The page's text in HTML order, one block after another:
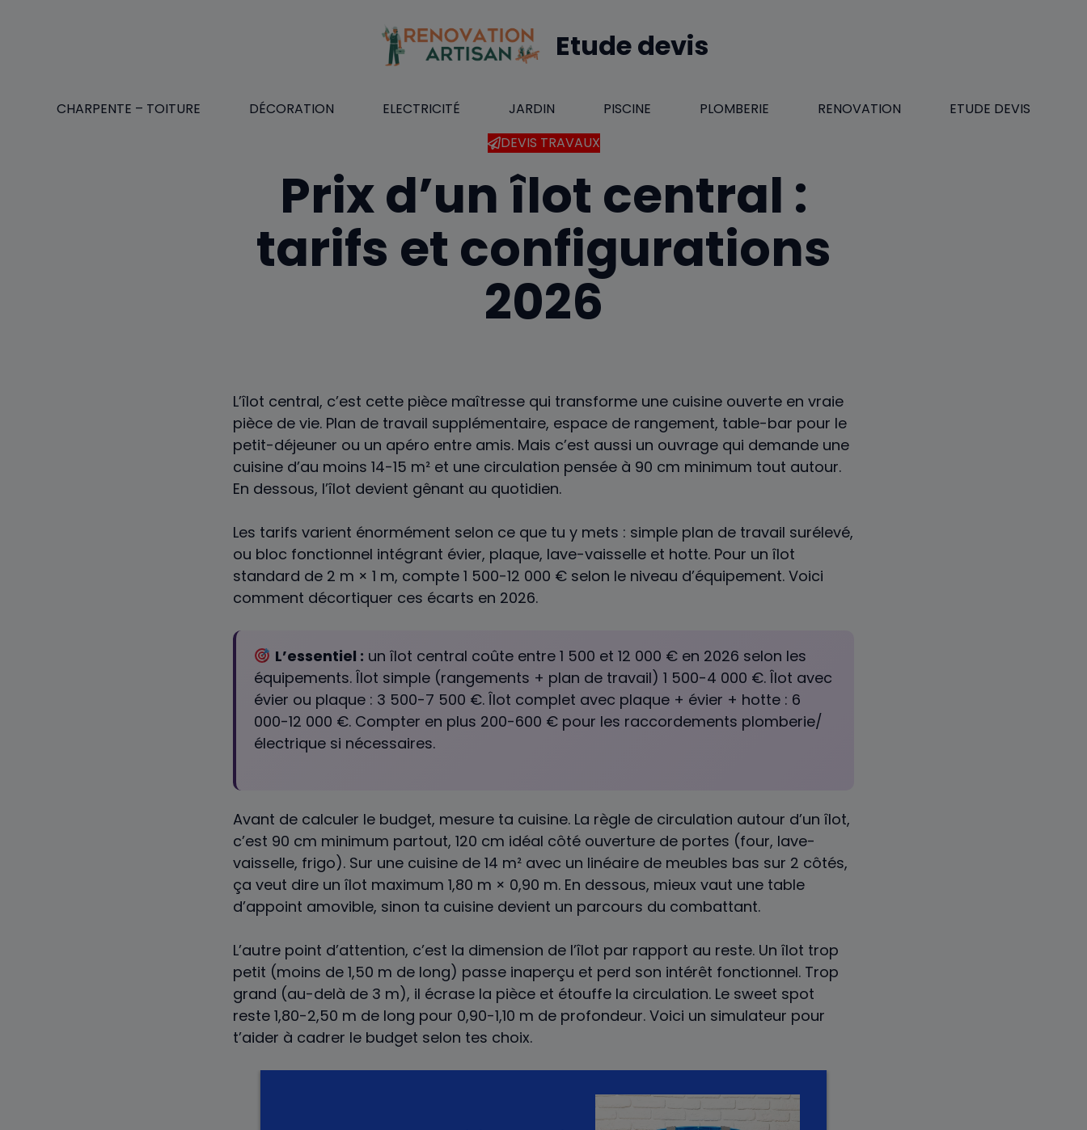
Etude devis
CHARPENTE – TOITURE DÉCORATION ELECTRICITÉ JARDIN PISCINE PLOMBERIE RENOVATION
ETUDE DEVIS
DEVIS TRAVAUX
Prix d’un îlot central :
tarifs et configurations
2026
L’îlot central, c’est cette pièce maîtresse qui transforme une cuisine ouverte en vraie
pièce de vie. Plan de travail supplémentaire, espace de rangement, table-bar pour le
petit-déjeuner ou un apéro entre amis. Mais c’est aussi un ouvrage qui demande une
cuisine d’au moins 14-15 m² et une circulation pensée à 90 cm minimum tout autour.
En dessous, l’îlot devient gênant au quotidien.
Les tarifs varient énormément selon ce que tu y mets : simple plan de travail surélevé,
ou bloc fonctionnel intégrant évier, plaque, lave-vaisselle et hotte. Pour un îlot
standard de 2 m × 1 m, compte 1 500-12 000 € selon le niveau d’équipement. Voici
comment décortiquer ces écarts en 2026.
L’essentiel : un îlot central coûte entre 1 500 et 12 000 € en 2026 selon les
équipements. Îlot simple (rangements + plan de travail) 1 500-4 000 €. Îlot avec
évier ou plaque : 3 500-7 500 €. Îlot complet avec plaque + évier + hotte : 6
000-12 000 €. Compter en plus 200-600 € pour les raccordements plomberie/
électrique si nécessaires.
Avant de calculer le budget, mesure ta cuisine. La règle de circulation autour d’un îlot,
c’est 90 cm minimum partout, 120 cm idéal côté ouverture de portes (four, lave-
vaisselle, frigo). Sur une cuisine de 14 m² avec un linéaire de meubles bas sur 2 côtés,
ça veut dire un îlot maximum 1,80 m × 0,90 m. En dessous, mieux vaut une table
d’appoint amovible, sinon ta cuisine devient un parcours du combattant.
L’autre point d’attention, c’est la dimension de l’îlot par rapport au reste. Un îlot trop
petit (moins de 1,50 m de long) passe inaperçu et perd son intérêt fonctionnel. Trop
grand (au-delà de 3 m), il écrase la pièce et étouffe la circulation. Le sweet spot
reste 1,80-2,50 m de long pour 0,90-1,10 m de profondeur. Voici un simulateur pour
t’aider à cadrer le budget selon tes choix.